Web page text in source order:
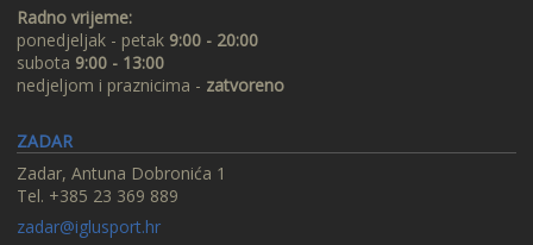
Radno vrijeme:
ponedjeljak - petak 9:00 - 20:00
subota 9:00 - 13:00
nedjeljom i praznicima - zatvoreno
ZADAR
Zadar, Antuna Dobronića 1
Tel. +385 23 369 889
zadar@iglusport.hr